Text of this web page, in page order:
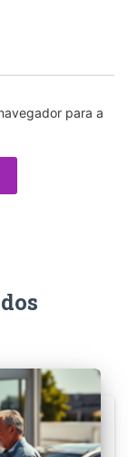
para a